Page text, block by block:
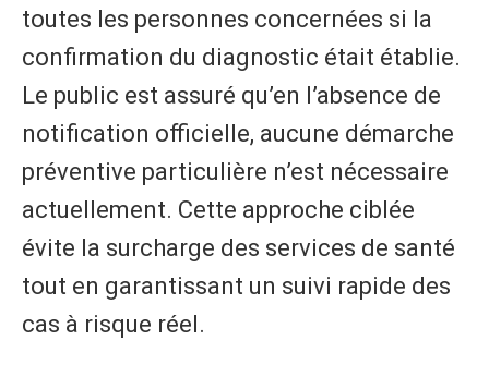
toutes les personnes concernées si la
confirmation du diagnostic était établie.
Le public est assuré qu’en l’absence de
notification officielle, aucune démarche
préventive particulière n’est nécessaire
actuellement. Cette approche ciblée
évite la surcharge des services de santé
tout en garantissant un suivi rapide des
cas à risque réel.